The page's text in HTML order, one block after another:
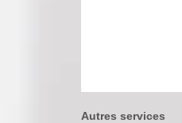
Autres services